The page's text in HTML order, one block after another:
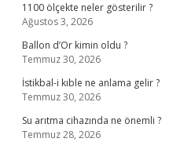
1100 ölçekte neler gösterilir ?
Ağustos 3, 2026
Ballon d’Or kimin oldu ?
Temmuz 30, 2026
İstikbal-i kıble ne anlama gelir ?
Temmuz 30, 2026
Su arıtma cihazında ne önemli ?
Temmuz 28, 2026